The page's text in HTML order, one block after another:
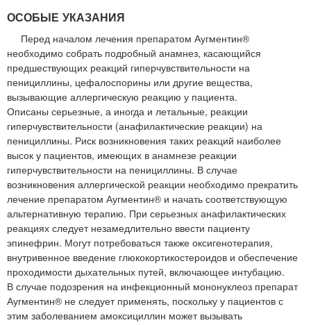
ОСОБЫЕ УКАЗАНИЯ
Перед началом лечения препаратом Аугментин®
необходимо собрать подробный анамнез, касающийся
предшествующих реакций гиперчувствительности на
пенициллины, цефалоспорины или другие вещества,
вызывающие аллергическую реакцию у пациента.
Описаны серьезные, а иногда и летальные, реакции
гиперчувствительности (анафилактические реакции) на
пенициллины. Риск возникновения таких реакций наиболее
высок у пациентов, имеющих в анамнезе реакции
гиперчувствительности на пенициллины. В случае
возникновения аллергической реакции необходимо прекратить
лечение препаратом Аугментин® и начать соответствующую
альтернативную терапию. При серьезных анафилактических
реакциях следует незамедлительно ввести пациенту
эпинефрин. Могут потребоваться также оксигенотерапия,
внутривенное введение глюкокортикостероидов и обеспечение
проходимости дыхательных путей, включающее интубацию.
В случае подозрения на инфекционный мононуклеоз препарат
Аугментин® не следует применять, поскольку у пациентов с
этим заболеванием амоксициллин может вызывать